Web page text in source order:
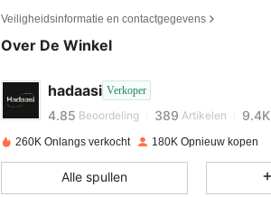
Veiligheidsinformatie en contactgegevens
Over De Winkel
hadaasi Verkoper
u***cis aan het browsen
4.85 Beoordeling 389 Artikelen 9.4K
4.85 9.4K
260K Onlangs verkocht 180K Opnieuw kopen
Alle spullen